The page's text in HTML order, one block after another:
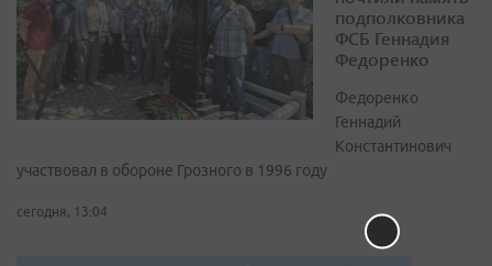
подполковника
ФСБ Геннадия
Федоренко
Федоренко
Геннадий
Константинович
участвовал в обороне Грозного в 1996 году
сегодня, 13:04